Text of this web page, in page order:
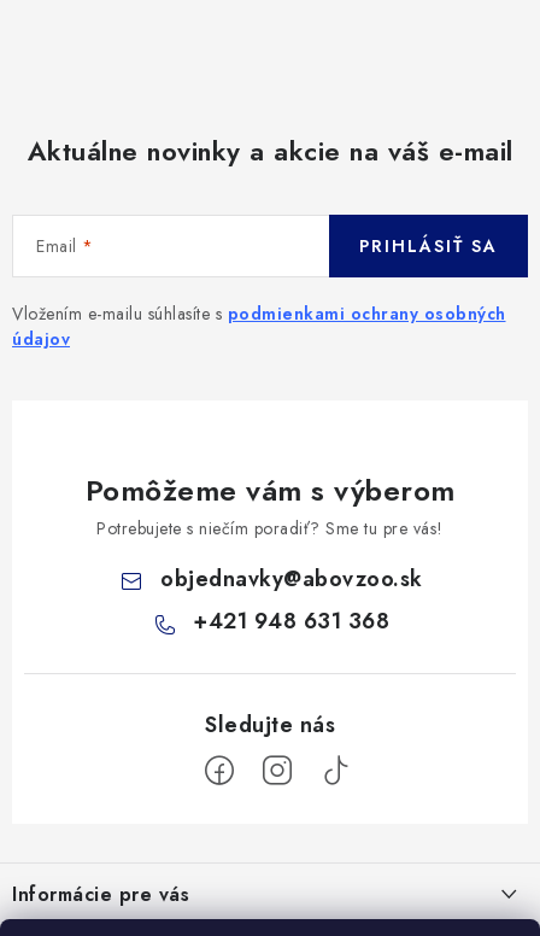
Aktuálne novinky a akcie na váš e-mail
Email
Vložením e-mailu súhlasíte s podmienkami ochrany osobných
údajov
PRIHLÁSIŤ SA
Pomôžeme vám s výberom
Potrebujete s niečím poradiť? Sme tu pre vás!
objednavky@abovzoo.sk
+421 948 631 368
pInformácie pre vás